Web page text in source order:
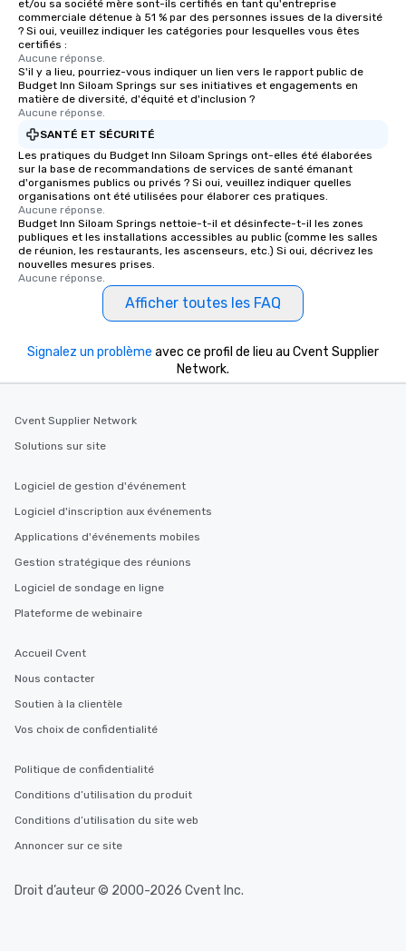
et/ou sa société mère sont-ils certifiés en tant qu'entreprise
commerciale détenue à 51 % par des personnes issues de la diversité
? Si oui, veuillez indiquer les catégories pour lesquelles vous êtes
certifiés :
Aucune réponse.
S'il y a lieu, pourriez-vous indiquer un lien vers le rapport public de
Budget Inn Siloam Springs sur ses initiatives et engagements en
matière de diversité, d'équité et d'inclusion ?
Aucune réponse.
SANTÉ ET SÉCURITÉ
Les pratiques du Budget Inn Siloam Springs ont-elles été élaborées
sur la base de recommandations de services de santé émanant
d'organismes publics ou privés ? Si oui, veuillez indiquer quelles
organisations ont été utilisées pour élaborer ces pratiques.
Aucune réponse.
Budget Inn Siloam Springs nettoie-t-il et désinfecte-t-il les zones
publiques et les installations accessibles au public (comme les salles
de réunion, les restaurants, les ascenseurs, etc.) Si oui, décrivez les
nouvelles mesures prises.
Aucune réponse.
Afficher toutes les FAQ
Signalez un problème avec ce profil de lieu au Cvent Supplier
Network.
Cvent Supplier Network
Solutions sur site
Logiciel de gestion d'événement
Logiciel d'inscription aux événements
Applications d'événements mobiles
Gestion stratégique des réunions
Logiciel de sondage en ligne
Plateforme de webinaire
Accueil Cvent
Nous contacter
Soutien à la clientèle
Vos choix de confidentialité
Politique de confidentialité
Conditions d’utilisation du produit
Conditions d’utilisation du site web
Annoncer sur ce site
Droit d’auteur © 2000-2026 Cvent Inc.